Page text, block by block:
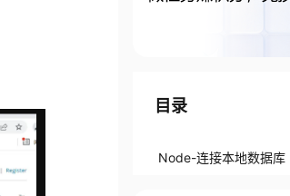
目录
Node-连接本地数据库